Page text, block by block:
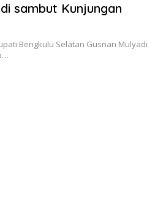
sambut Kunjungan
Bengkulu Selatan Gusnan Mulyadi